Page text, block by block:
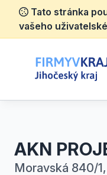
Tato stránka
vašeho
AKN
Moravská 840/